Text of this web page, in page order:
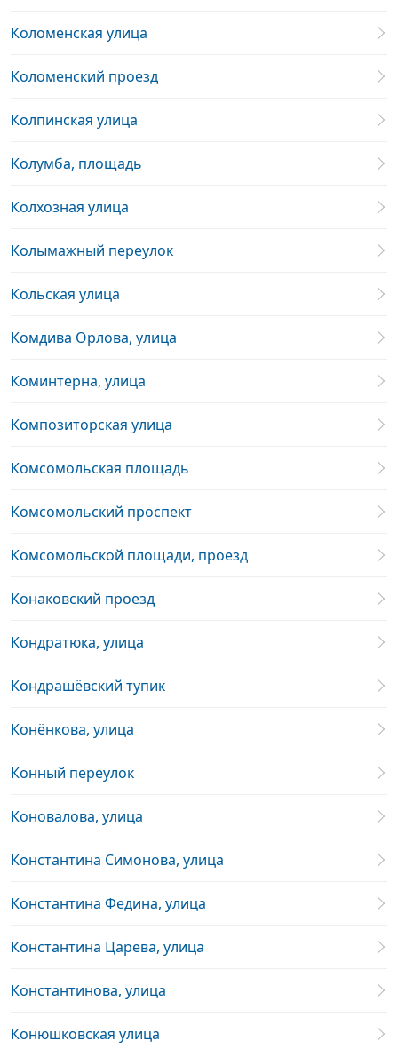
Коломенская улица
Коломенский проезд
Колпинская улица
Колумба, площадь
Колхозная улица
Колымажный переулок
Кольская улица
Комдива Орлова, улица
Коминтерна, улица
Композиторская улица
Комсомольская площадь
Комсомольский проспект
Комсомольской площади, проезд
Конаковский проезд
Кондратюка, улица
Кондрашёвский тупик
Конёнкова, улица
Конный переулок
Коновалова, улица
Константина Симонова, улица
Константина Федина, улица
Константина Царева, улица
Константинова, улица
Конюшковская улица